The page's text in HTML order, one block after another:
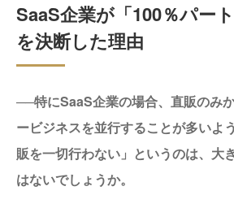
SaaS企業が「100％パー
を決断した理由
──特にSaaS企業の場合、直販のみ
ービジネスを並行することが多いよ
販を一切行わない」というのは、大
はないでしょうか。